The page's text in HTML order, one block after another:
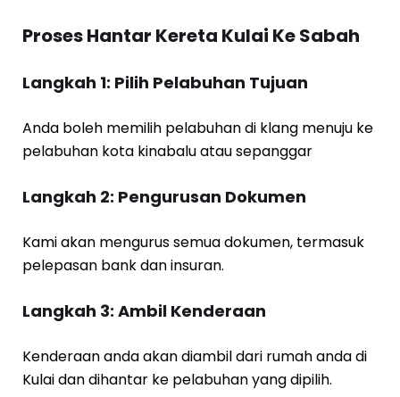
Proses Hantar Kereta Kulai Ke Sabah
Langkah 1: Pilih Pelabuhan Tujuan
Anda boleh memilih pelabuhan di klang menuju ke
pelabuhan kota kinabalu atau sepanggar
Langkah 2: Pengurusan Dokumen
Kami akan mengurus semua dokumen, termasuk
pelepasan bank dan insuran.
Langkah 3: Ambil Kenderaan
Kenderaan anda akan diambil dari rumah anda di
Kulai dan dihantar ke pelabuhan yang dipilih.